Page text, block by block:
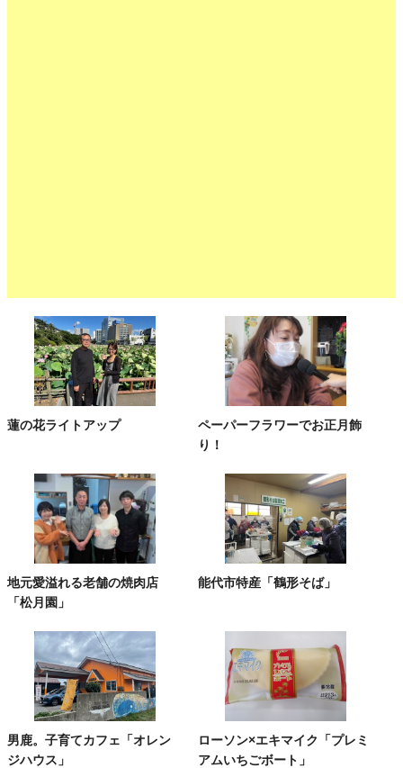
蓮の花ライトアップ
ペーパーフラワーでお正月飾
り！
地元愛溢れる老舗の焼肉店
「松月園」
能代市特産「鶴形そば」
男鹿。子育てカフェ「オレン
ジハウス」
ローソン×エキマイク「プレミ
アムいちごボート」